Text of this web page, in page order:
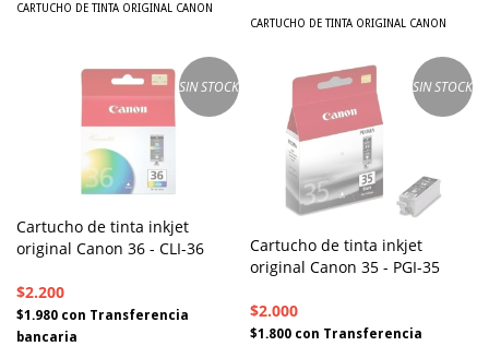
CARTUCHO DE TINTA ORIGINAL CANON
CARTUCHO DE TINTA ORIGINAL CANON
SIN STOCK
Cartucho de tinta inkjet
original Canon 36 - CLI-36
$2.200
$1.980 con Transferencia
bancaria
SIN STOCK
Cartucho de tinta inkjet
original Canon 35 - PGI-35
$2.000
$1.800 con Transferencia